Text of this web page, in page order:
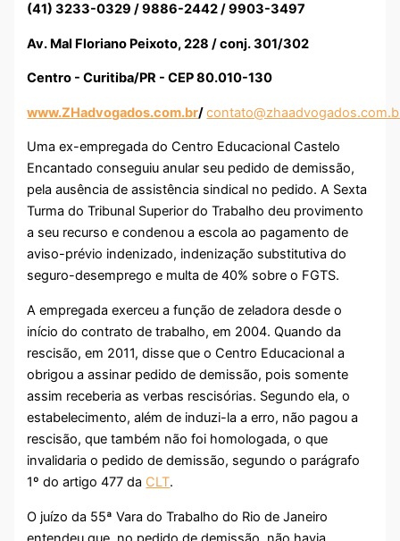
(41) 3233-0329 / 9886-2442 / 9903-3497
Av. Mal Floriano Peixoto, 228 / conj. 301/302
Centro - Curitiba/PR - CEP 80.010-130
www.ZHadvogados.com.br/
Uma ex-empregada do Centro Educacional Castelo
Encantado conseguiu anular seu pedido de demissão,
pela ausência de assistência sindical no pedido. A Sexta
Turma do Tribunal Superior do Trabalho deu provimento
a seu recurso e condenou a escola ao pagamento de
aviso-prévio indenizado, indenização substitutiva do
seguro-desemprego e multa de 40% sobre o FGTS.
A empregada exerceu a função de zeladora desde o
início do contrato de trabalho, em 2004. Quando da
rescisão, em 2011, disse que o Centro Educacional a
obrigou a assinar pedido de demissão, pois somente
assim receberia as verbas rescisórias. Segundo ela, o
estabelecimento, além de induzi-la a erro, não pagou a
rescisão, que também não foi homologada, o que
invalidaria o pedido de demissão, segundo o parágrafo
1º do artigo 477 da CLT.
O juízo da 55ª Vara do Trabalho do Rio de Janeiro